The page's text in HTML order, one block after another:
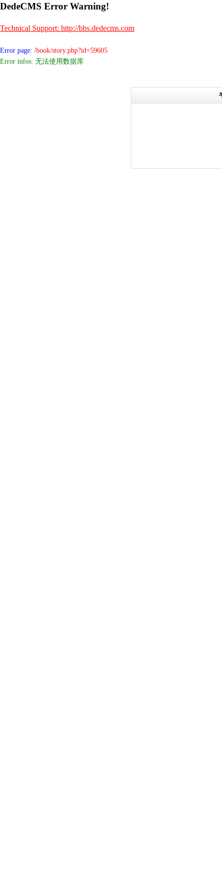
DedeCMS Error Warning!
Technical Support: http://bbs.dedecms.com
Error page: /book/story.php?id=59605
Error infos: 无法使用数据库